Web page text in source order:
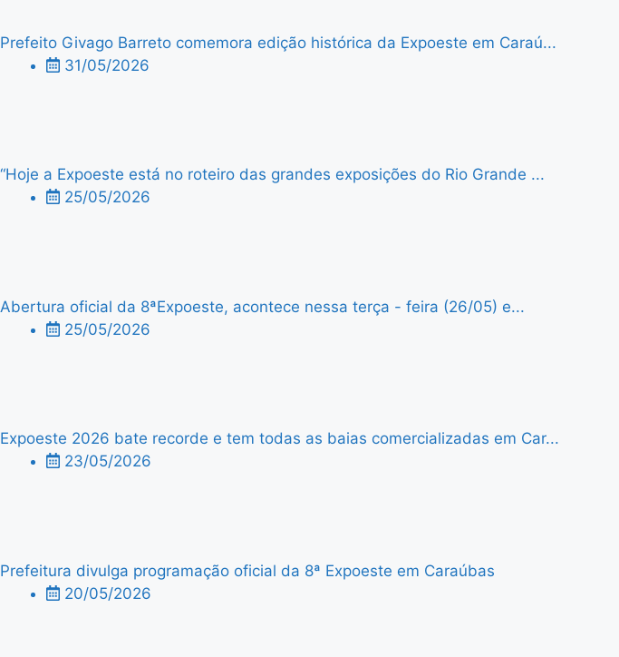
Prefeito Givago Barreto comemora edição histórica da Expoeste em Caraú...
31/05/2026
“Hoje a Expoeste está no roteiro das grandes exposições do Rio Grande ...
25/05/2026
Abertura oficial da 8ªExpoeste, acontece nessa terça - feira (26/05) e...
25/05/2026
Expoeste 2026 bate recorde e tem todas as baias comercializadas em Car...
23/05/2026
Prefeitura divulga programação oficial da 8ª Expoeste em Caraúbas
20/05/2026